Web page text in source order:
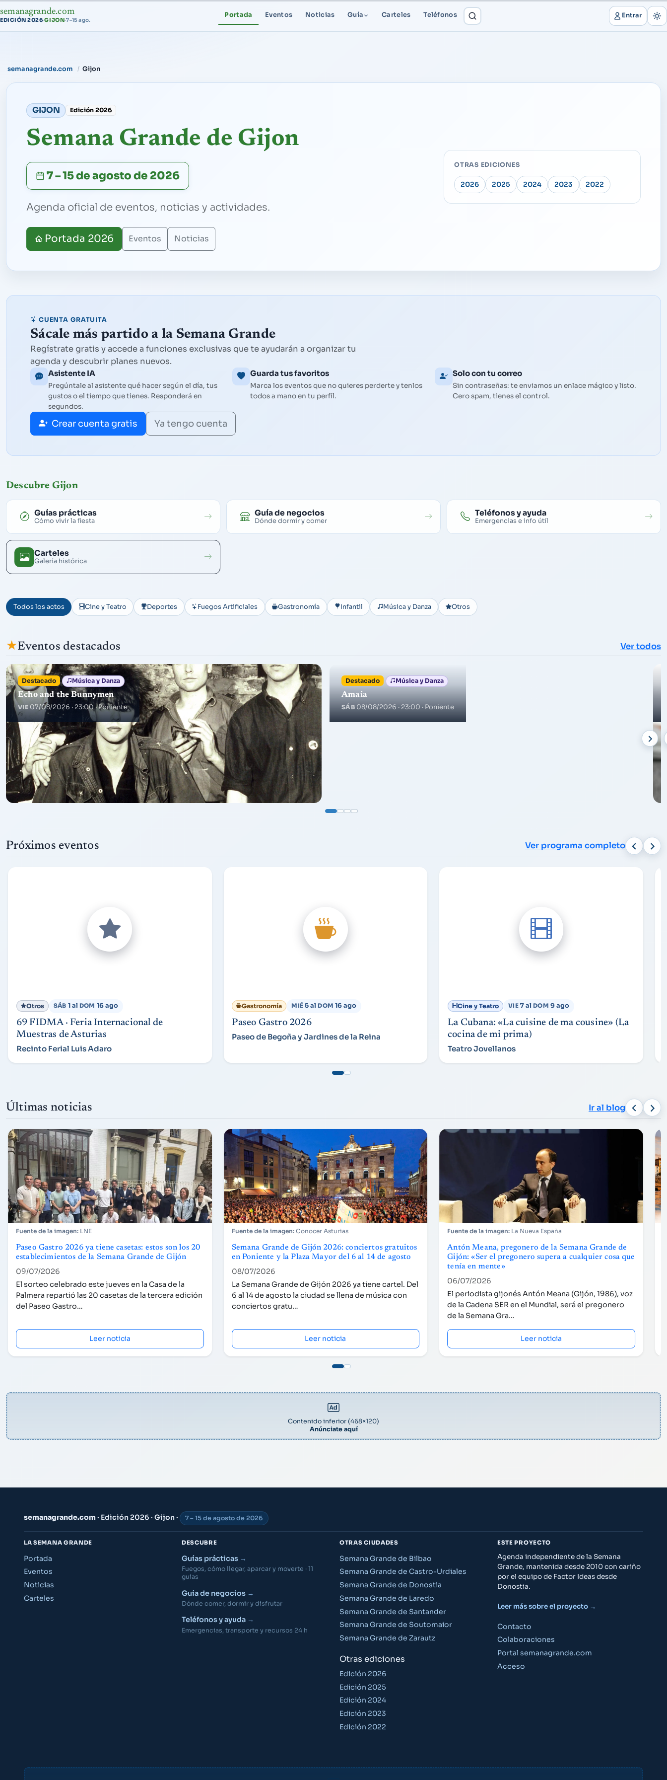
semanagrande.com
EDICIÓN 2026·GIJON·7–15 ago.
Portada Eventos Noticias Guía Carteles Teléfonos Entrar
semanagrande.com Gijon
GIJON Edición 2026
Semana Grande de Gijon
7 – 15 de agosto de 2026
Agenda oficial de eventos, noticias y actividades.
Portada 2026 Eventos Noticias
OTRAS EDICIONES
2026 2025 2024 2023 2022
CUENTA GRATUITA
Sácale más partido a la Semana Grande
Regístrate gratis y accede a funciones exclusivas que te ayudarán a organizar tu
agenda y descubrir planes nuevos.
Asistente IA
Pregúntale al asistente qué hacer según el día, tus
gustos o el tiempo que tienes. Responderá en
segundos.
Guarda tus favoritos
Marca los eventos que no quieres perderte y tenlos
todos a mano en tu perfil.
Solo con tu correo
Sin contraseñas: te enviamos un enlace mágico y listo.
Cero spam, tienes el control.
Crear cuenta gratis Ya tengo cuenta
Descubre Gijon
Guías prácticas
Cómo vivir la fiesta
Guía de negocios
Dónde dormir y comer
Teléfonos y ayuda
Emergencias e info útil
Carteles
Galería histórica
Todos los actos Cine y Teatro Deportes Fuegos Artificiales Gastronomía Infantil Música y Danza Otros
★Eventos destacados Ver todos
Destacado
Música y Danza
Echo and the Bunnymen
VIE 07/08/2026 · 23:00· Poniente
Destacado
Música y Danza
Amaia
SÁB 08/08/2026 · 23:00 · Poniente
Próximos eventos Ver programa completo
Otros SÁB 1 al DOM 16 ago
69 FIDMA · Feria Internacional de
Muestras de Asturias
Recinto Ferial Luis Adaro
Gastronomía MIÉ 5 al DOM 16 ago
Paseo Gastro 2026
Paseo de Begoña y Jardines de la Reina
Cine y Teatro VIE 7 al DOM 9 ago
La Cubana: «La cuisine de ma cousine» (La
cocina de mi prima)
Teatro Jovellanos
Últimas noticias Ir al blog
LNE
Paseo Gastro 2026 ya tiene casetas: estos son los 20
establecimientos de la Semana Grande de Gijón
09/07/2026
El sorteo celebrado este jueves en la Casa de la
Palmera repartió las 20 casetas de la tercera edición
del Paseo Gastro…
Leer noticia
Conocer Asturias
Semana Grande de Gijón 2026: conciertos gratuitos
en Poniente y la Plaza Mayor del 6 al 14 de agosto
08/07/2026
La Semana Grande de Gijón 2026 ya tiene cartel. Del
6 al 14 de agosto la ciudad se llena de música con
conciertos gratu…
Leer noticia
La Nueva España
Antón Meana, pregonero de la Semana Grande de
Gijón: «Ser el pregonero supera a cualquier cosa que
tenía en mente»
06/07/2026
El periodista gijonés Antón Meana (Gijón, 1986), voz
de la Cadena SER en el Mundial, será el pregonero
de la Semana Gra…
Leer noticia
Contenido inferior (468×120)
Anúnciate aquí
semanagrande.com· Edición 2026 · Gijon · 7 – 15 de agosto de 2026
LA SEMANA GRANDE
Portada
Eventos
Noticias
Carteles
DESCUBRE
Guías prácticas
Fuegos, cómo llegar, aparcar y moverte · 11
guías
Guía de negocios
Dónde comer, dormir y disfrutar
Teléfonos y ayuda
Emergencias, transporte y recursos 24 h
OTRAS CIUDADES
Semana Grande de Bilbao
Semana Grande de Castro-Urdiales
Semana Grande de Donostia
Semana Grande de Laredo
Semana Grande de Santander
Semana Grande de Soutomaior
Semana Grande de Zarautz
Otras ediciones
Edición 2026
Edición 2025
Edición 2024
Edición 2023
Edición 2022
ESTE PROYECTO
Agenda independiente de la Semana
Grande, mantenida desde 2010 con cariño
por el equipo de Factor Ideas desde
Donostia.
Leer más sobre el proyecto →
Contacto
Colaboraciones
Portal semanagrande.com
Acceso